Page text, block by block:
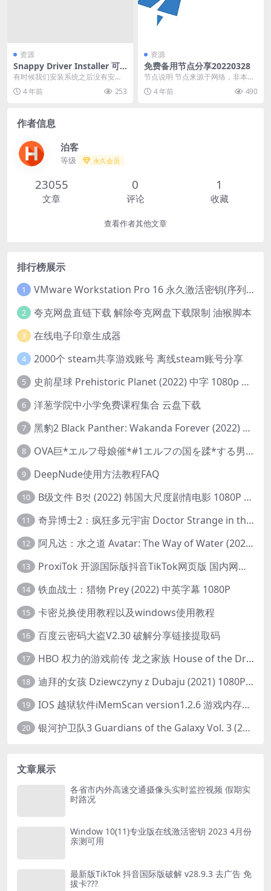
资源
Snappy Driver Installer 可
无网安装驱动
有时候我们安装系统之后没有安装
网卡驱动导致无法上网，可以用这
款软件直接安装驱动，...
4 年前 253
资源
免费备用节点分享20220328
节点说明 节点来源于网络，非本站
制作，可当作备用节点使用，勿广
泛传播，可用性自行...
4 年前 490
作者信息
泊客
等级 永久会员
23055
文章
0
评论
1
收藏
查看作者其他文章
排行榜展示
1 VMware Workstation Pro 16 永久激活密钥(序列号)
2 夸克网盘直链下载 解除夸克网盘下载限制 油猴脚本
3 在线电子印章生成器
4 2000个 steam共享游戏账号 离线steam账号分享
5 史前星球 Prehistoric Planet (2022) 中字 1080p 高清 阿里云盘 2022.5.27已更新全集
6 洋葱学院中小学免费课程集合 云盘下载
7 黑豹2 Black Panther: Wakanda Forever (2022) 高清版
8 OVA巨*エルフ母娘催*#1エルフの国を蹂*する男。汚された女王と姫
9 DeepNude使用方法教程FAQ
10 B级文件 B컷 (2022) 韩国大尺度剧情电影 1080P 中字
11 奇异博士2：疯狂多元宇宙 Doctor Strange in the Multiverse of Madness (2022) 高清版1080p
12 阿凡达：水之道 Avatar: The Way of Water (2022) 1080p 2k 4k 中文字幕
13 ProxiTok 开源国际版抖音TikTok网页版 国内网络直连
14 铁血战士：猎物 Prey (2022) 中英字幕 1080P
15 卡密兑换使用教程以及windows使用教程
16 百度云密码大盗V2.30 破解分享链接提取码
17 HBO 权力的游戏前传 龙之家族 House of the Dragon (2022) 中字 1080P 更新4集
18 迪拜的女孩 Dziewczyny z Dubaju (2021) 1080P 中字
19 IOS 越狱软件iMemScan version1.2.6 游戏内存修改器
20 银河护卫队3 Guardians of the Galaxy Vol. 3 (2023)4K高清资源1080p只分享精品
文章展示
各省市内外高速交通摄像头实时监控视频 假期实
时路况
Window 10(11)专业版在线激活密钥 2023 4月份
亲测可用
最新版TikTok 抖音国际版破解 v28.9.3 去广告 免
拔卡???